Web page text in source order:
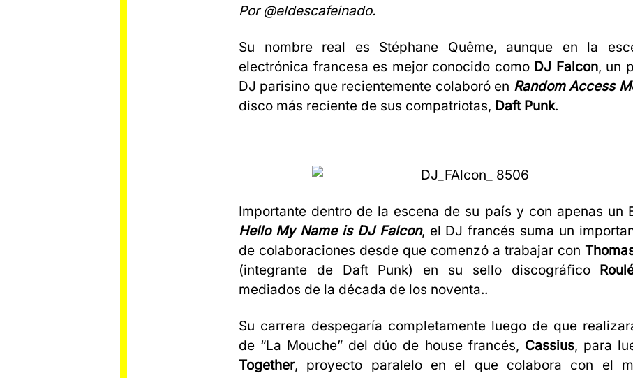
Por @eldescafeinado.
Su nombre real es Stéphane Quême, aunque en la
electrónica francesa es mejor conocido como DJ Falcon, un
DJ parisino que recientemente colaboró en Random Access
disco más reciente de sus compatriotas, Daft Punk.
Importante dentro de la escena de su país y con apenas un
Hello My Name is DJ Falcon, el DJ francés suma un
de colaboraciones desde que comenzó a trabajar con
(integrante de Daft Punk) en su sello discográfico
mediados de la década de los noventa..
Su carrera despegaría completamente luego de que
de “La Mouche” del dúo de house francés, Cassius, para
Together, proyecto paralelo en el que colabora con el